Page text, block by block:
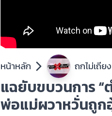
หน้าหลัก ถกไม่เถียง
แฉยับขบวนการ “
พ่อแม่ผวาหวั่นถูก